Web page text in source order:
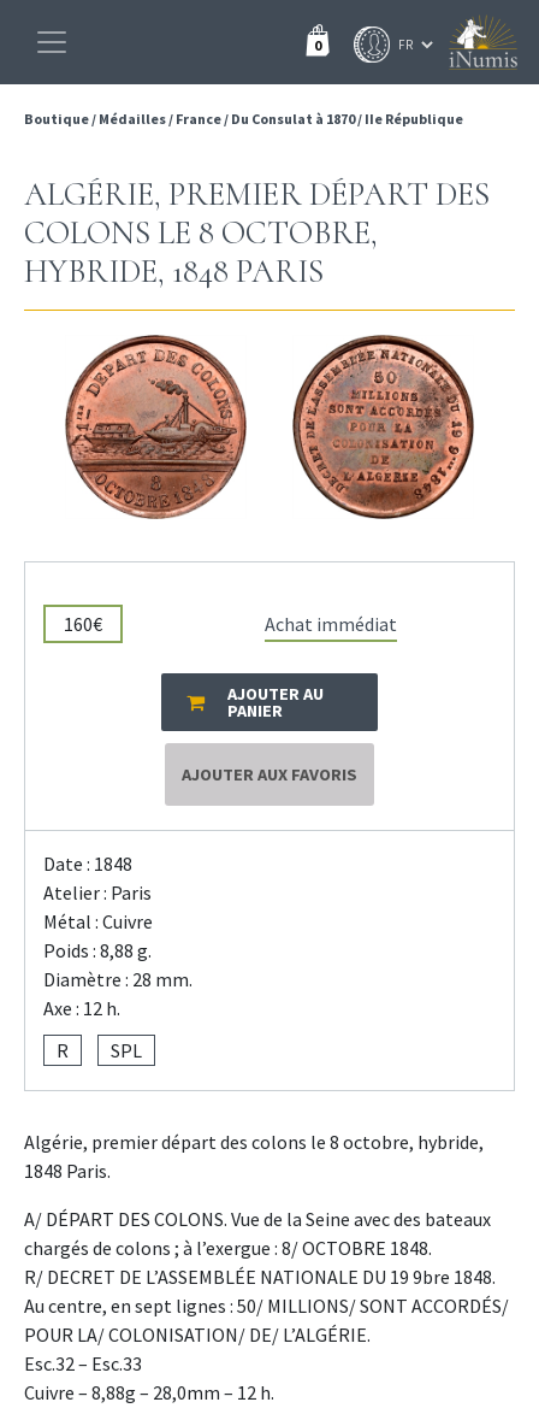
0
Boutique/ Médailles/ France/ Du Consulat à 1870/ IIe République
ALGÉRIE, PREMIER DÉPART DES
COLONS LE 8 OCTOBRE,
HYBRIDE, 1848 PARIS
160€ Achat immédiat
AJOUTER AU
PANIER
AJOUTER AUX FAVORIS
Date : 1848
Atelier : Paris
Métal : Cuivre
Poids : 8,88 g.
Diamètre : 28 mm.
Axe : 12 h.
R
SPL
Algérie, premier départ des colons le 8 octobre, hybride,
1848 Paris.
A/ DÉPART DES COLONS. Vue de la Seine avec des bateaux
chargés de colons ; à l’exergue : 8/ OCTOBRE 1848.
R/ DECRET DE L’ASSEMBLÉE NATIONALE DU 19 9bre 1848.
Au centre, en sept lignes : 50/ MILLIONS/ SONT ACCORDÉS/
POUR LA/ COLONISATION/ DE/ L’ALGÉRIE.
Esc.32 – Esc.33
Cuivre – 8,88g – 28,0mm – 12 h.